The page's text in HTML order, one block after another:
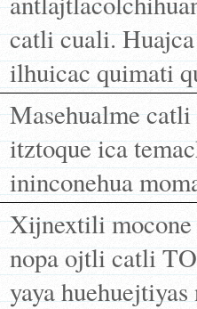
catli cuali.
ilhuicac quimati
Masehualme
itztoque ica
ininconehua
Xijnextili mocone
nopa ojtli catli
yaya